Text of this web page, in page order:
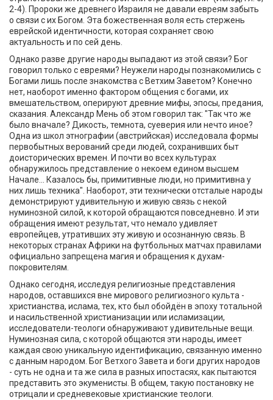
2-4). Пророки же древнего Израиля не давали евреям забыть
о связи с их Богом. Эта божественная воля есть стержень
еврейской идентичности, которая сохраняет свою
актуальность и по сей день.
Однако разве другие народы выпадают из этой связи? Бог
говорил только с евреями? Неужели народы познакомились с
Богами лишь после знакомства с Ветхим Заветом? Конечно
нет, наоборот именно фактором общения с богами, их
вмешательством, оперируют древние мифы, эпосы, предания,
сказания. Александр Мень об этом говорил так: "Так что же
было вначале? Дикость, темнота, суеверия или нечто иное?
Одна из школ этнографии (австрийская) исследовала формы
первобытных верований среди людей, сохранивших быт
доисторических времен. И почти во всех культурах
обнаружилось представление о некоем едином высшем
Начале... Казалось бы, примитивные люди, но примитивна у
них лишь техника". Наоборот, эти технически отсталые народы
демонстрируют удивительную и живую связь с некой
нуминозной силой, к которой обращаются повседневно. И эти
обращения имеют результат, что немало удивляет
европейцев, утративших эту живую и осознанную связь. В
некоторых странах Африки на футбольных матчах правилами
официально запрещена магия и обращения к духам-
покровителям.
Однако сегодня, исследуя религиозные представления
народов, оставшихся вне мирового религиозного культа -
христианства, ислама, тех, кто был обойдён в эпоху тотальной
и насильственной христианизации или исламизации,
исследователи-теологи обнаруживают удивительные вещи.
Нуминозная сила, с которой общаются эти народы, имеет
каждая свою уникальную идентификацию, связанную именно
с данным народом. Бог Ветхого Завета и боги других народов
- суть не одна и та же сила в разных ипостасях, как пытаются
представить это экуменисты. В общем, такую постановку не
отрицали и средневековые христианские теологи.